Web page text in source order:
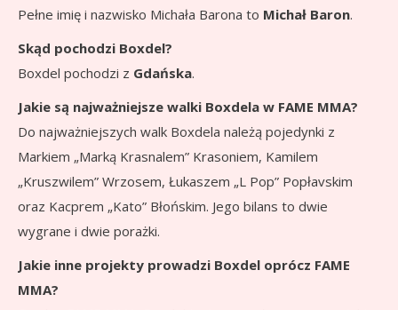
Pełne imię i nazwisko Michała Barona to Michał Baron.
Skąd pochodzi Boxdel?
Boxdel pochodzi z Gdańska.
Jakie są najważniejsze walki Boxdela w FAME MMA?
Do najważniejszych walk Boxdela należą pojedynki z
Markiem „Marką Krasnalem” Krasoniem, Kamilem
„Kruszwilem” Wrzosem, Łukaszem „L Pop” Popłavskim
oraz Kacprem „Kato” Błońskim. Jego bilans to dwie
wygrane i dwie porażki.
Jakie inne projekty prowadzi Boxdel oprócz FAME
MMA?